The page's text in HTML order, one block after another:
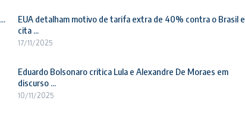
EUA detalham motivo de tarifa extra de 40% contra o Brasil e
cita ...
17/11/2025
Eduardo Bolsonaro critica Lula e Alexandre De Moraes em
discurso ...
10/11/2025